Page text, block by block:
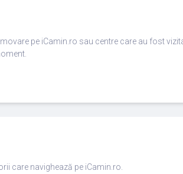
pe iCamin.ro sau centre care au fost
care navighează pe iCamin.ro.